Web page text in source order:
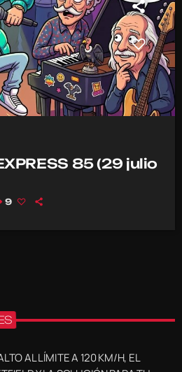
85 (29 julio
9
AL LÍMITE A 120 KM/H, EL